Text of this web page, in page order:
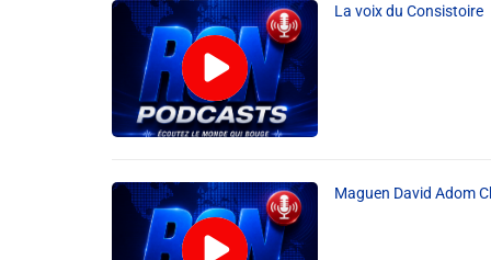
Département des Alpes Maritimes
Ma Région Sud
La voix du Consistoire
Maguen David Adom